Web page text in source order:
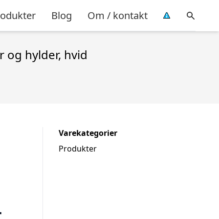
Blog Om / kontakt
hylder, hvid
Varekategorier
Produkter